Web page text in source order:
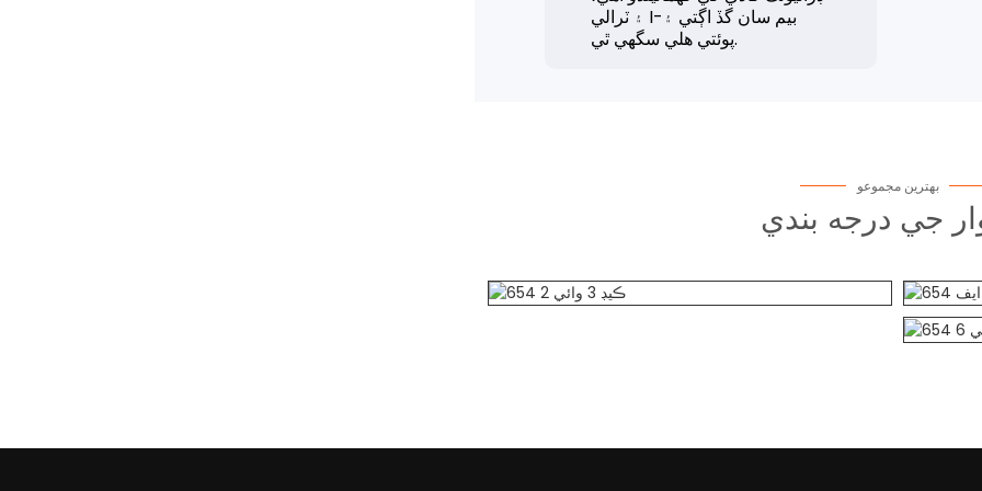
۽ ٽرالي I-بيم سان گڏ اڳتي ۽
پوئتي هلي سگهي ٿي.
بهترين مجموعو
جي درجه بندي